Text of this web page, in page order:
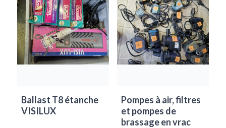
Ballast T8 étanche
VISILUX
Pompes à air, filtres
et pompes de
brassage en vrac